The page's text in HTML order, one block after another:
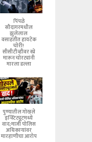
पिंपळे
सौदागरमधील
झुलेलाल
वसाहतीत हायटेक
चोरी!
सीसीटीव्हीवर स्प्रे
मारून चोरट्यांनी
मारला डल्ला
पुण्यातील गोखले
इन्स्टिट्यूटमध्ये
वाद;माजी पोलिस
अधिकाऱ्यांवर
मारहाणीचा आरोप